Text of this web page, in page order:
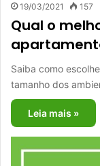
19/03/2021 157
Qual o
Saiba como
tamanho dos
Leia mais »